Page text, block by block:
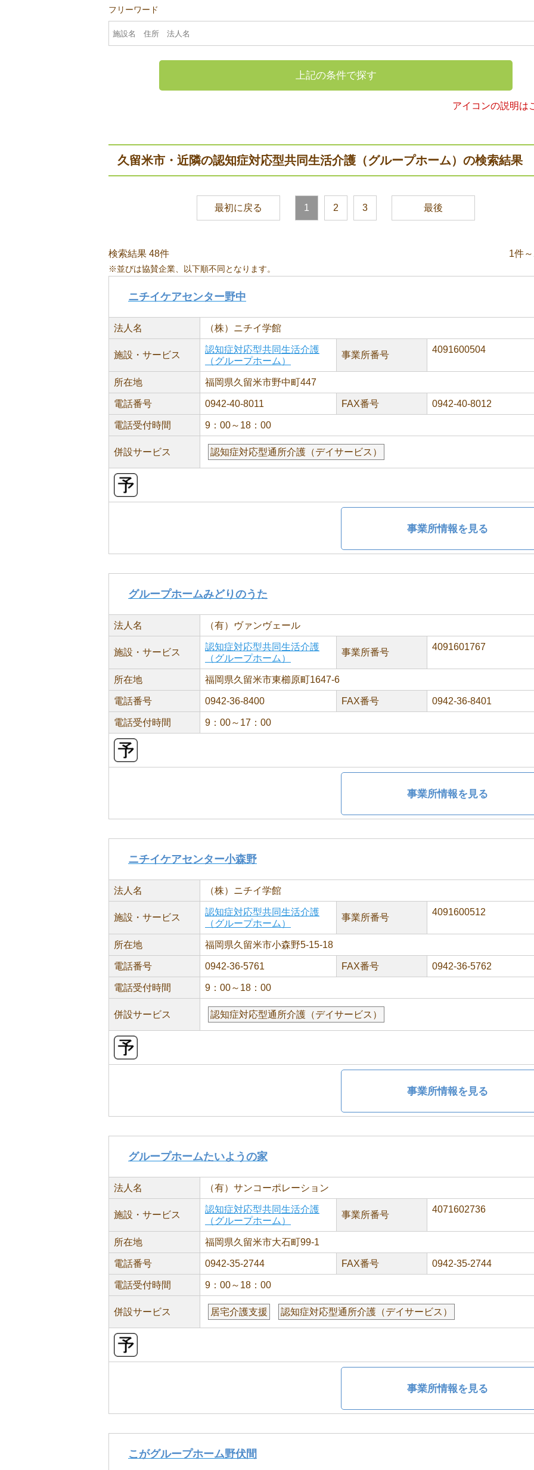
フリーワード
上記の条件で探す
アイコンの説明は
久留米市・近隣の認知症対応型共同生活介護（グループホーム）の検索結果
最初に戻る 1 2 3 最後
検索結果 48件 1件
※並びは協賛企業、以下順不同となります。
ニチイケアセンター野中
法人名 （株）ニチイ学館
施設・サービス
認知症対応型共同生活介護
（グループホーム）
事業所番号
4091600504
所在地 福岡県久留米市野中町447
電話番号 0942-40-8011 FAX番号 0942-40-8012
電話受付時間 9：00～18：00
併設サービス 認知症対応型通所介護（デイサービス）
事業所情報を見る
グループホームみどりのうた
法人名 （有）ヴァンヴェール
施設・サービス
認知症対応型共同生活介護
（グループホーム）
事業所番号
4091601767
所在地 福岡県久留米市東櫛原町1647-6
電話番号 0942-36-8400 FAX番号 0942-36-8401
電話受付時間 9：00～17：00
事業所情報を見る
ニチイケアセンター小森野
法人名 （株）ニチイ学館
施設・サービス
認知症対応型共同生活介護
（グループホーム）
事業所番号
4091600512
所在地 福岡県久留米市小森野5-15-18
電話番号 0942-36-5761 FAX番号 0942-36-5762
電話受付時間 9：00～18：00
併設サービス 認知症対応型通所介護（デイサービス）
事業所情報を見る
グループホームたいようの家
法人名 （有）サンコーポレーション
施設・サービス
認知症対応型共同生活介護
（グループホーム）
事業所番号
4071602736
所在地 福岡県久留米市大石町99-1
電話番号 0942-35-2744 FAX番号 0942-35-2744
電話受付時間 9：00～18：00
併設サービス 居宅介護支援 認知症対応型通所介護（デイサービス）
事業所情報を見る
こがグループホーム野伏間